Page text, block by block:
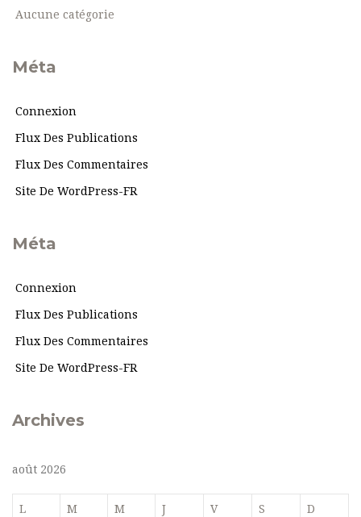
Aucune catégorie
Méta
Connexion
Flux Des Publications
Flux Des Commentaires
Site De WordPress-FR
Méta
Connexion
Flux Des Publications
Flux Des Commentaires
Site De WordPress-FR
Archives
août 2026
L M M J V S D